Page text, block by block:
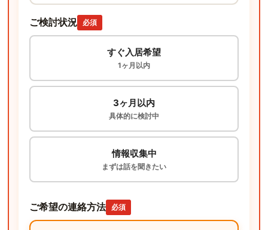
ご検討状況 必須
すぐ入居希望
1ヶ月以内
3ヶ月以内
具体的に検討中
情報収集中
まずは話を聞きたい
ご希望の連絡方法 必須